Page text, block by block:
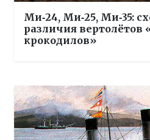
Ми‑24, Ми‑25, Ми‑35:
различия вертолётов
крокодилов»